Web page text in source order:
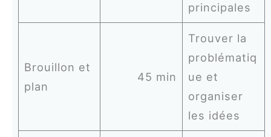
principales
Brouillon et
plan
45 min
Trouver la
problématiq
ue et
organiser
les idées